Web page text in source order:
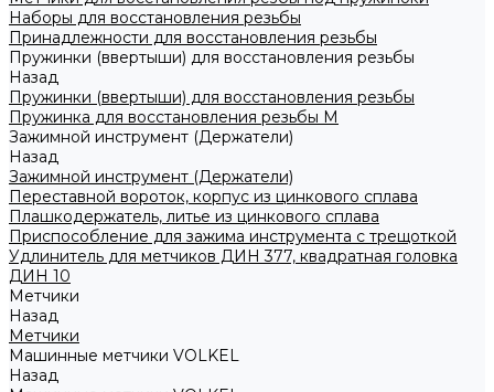
Наборы для восстановления резьбы
Принадлежности для восстановления резьбы
Пружинки (ввертыши) для восстановления резьбы
Назад
Пружинки (ввертыши) для восстановления резьбы
Пружинка для восстановления резьбы M
Зажимной инструмент (Держатели)
Назад
Зажимной инструмент (Держатели)
Переставной вороток, корпус из цинкового сплава
Плашкодержатель, литье из цинкового сплава
Приспособление для зажима инструмента с трещоткой
Удлинитель для метчиков ДИН 377, квадратная головка
ДИН 10
Метчики
Назад
Метчики
Машинные метчики VOLKEL
Назад